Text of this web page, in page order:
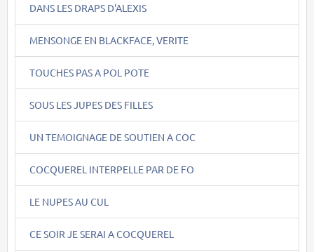
DANS LES DRAPS D'ALEXIS
MENSONGE EN BLACKFACE, VERITE
TOUCHES PAS A POL POTE
SOUS LES JUPES DES FILLES
UN TEMOIGNAGE DE SOUTIEN A COC
COCQUEREL INTERPELLE PAR DE FO
LE NUPES AU CUL
CE SOIR JE SERAI A COCQUEREL